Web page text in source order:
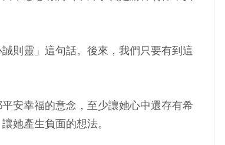
則靈」這句話。後來，我們只要有到這
安幸福的意念，至少讓她心中還存有希
她產生負面的想法。